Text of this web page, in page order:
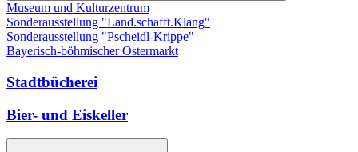
Museum und Kulturzentrum
Sonderausstellung "Land.schafft.Klang"
Sonderausstellung "Pscheidl-Krippe"
Bayerisch-böhmischer Ostermarkt
Stadtbücherei
Bier- und Eiskeller